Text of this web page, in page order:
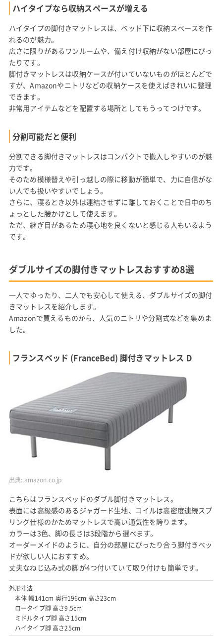
ハイタイプなら収納スペースが増える
ハイタイプの脚付きマットレスは、ベッド下に収納スペースを作
れるのが魅力。
広さに限りがあるワンルームや、備え付け収納がない部屋にぴっ
たりです。
脚付きマットレスは収納ケースが付いていないものがほとんどで
すが、Amazonやニトリなどの収納ケースを使えばきれいに整理
できます。
非常用アイテムなどを配置する場所としてもうってつけです。
分割可能だと便利
分割できる脚付きマットレスはコンパクトで搬入しやすいのが魅
力です。
そのため模様替えや引っ越しの際に移動が簡単で、力に自信がな
い人でも扱いやすいでしょう。
さらに、寝るとき以外は連結させずに離しておくことで日中のち
ょっとした腰かけとして使えます。
ただ、継ぎ目があるため寝心地を良くないと感じる人もいるよう
です。
ダブルサイズの脚付きマットレスおすすめ8選
一人でゆったり、二人でも安心して使える、ダブルサイズの脚付
きマットレスを紹介します。
Amazonで買えるものから、人気のニトリや分割式などを集めま
した。
フランスベッド (FranceBed) 脚付きマットレス D
出典: amazon.co.jp
こちらはフランスベッドのダブル脚付きマットレス。
表面には高級感のあるジャガード生地、コイルは高密度連続スプ
リング仕様のかためマットレスで高い通気性を誇ります。
カラーは3色、脚の長さは3段階から選べます。
オーダーメイドのように、自分の部屋にぴったり合う脚付きベッ
ドが欲しい人におすすめ。
丈夫なねじ込み式の脚が4つ付いていて取り付けも簡単です。
外形寸法
本体 幅141cm 奥行196cm 高さ23cm
ロータイプ脚 高さ9.5cm
ミドルタイプ脚 高さ15cm
ハイタイプ脚 高さ25cm